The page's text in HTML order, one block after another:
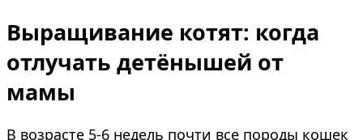
Выращивание котят: когда
отлучать детёнышей от
мамы
В возрасте 5-6 недель почти все породы кошек